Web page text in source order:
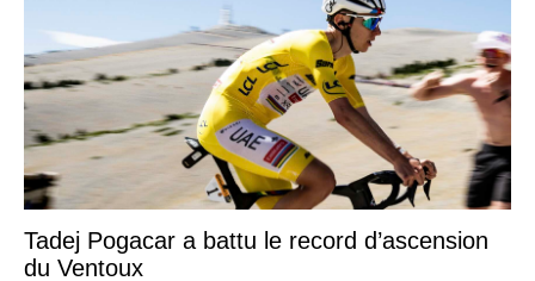
Tadej Pogacar a battu le record d’ascension
du Ventoux